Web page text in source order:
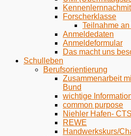
Forscherklasse
Teilnahme
Anmeldedaten
Anmeldeformular
Das macht uns
Schulleben
Berufsorientierung
Zusammenarbeit
Bund
wichtige
common purpose
Niehler Hafen- CTS
REWE
Handwerkskurs/